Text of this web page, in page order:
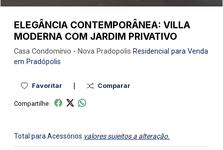
ELEGÂNCIA CONTEMPORÂNEA: VILLA
MODERNA COM JARDIM PRIVATIVO
Casa Condomínio - Nova Pradopolis Residencial para Venda
em Pradópolis
Favoritar | Comparar
Compartilhe:
Total para Acessórios valores sujeitos a alteração.